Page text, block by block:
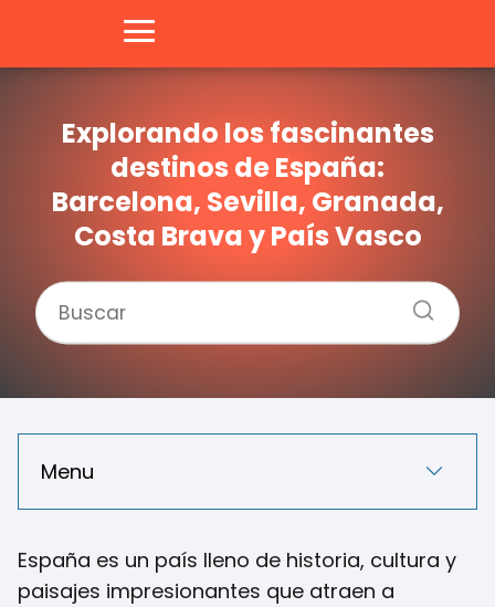
Explorando los fascinantes
destinos de España:
Barcelona, Sevilla, Granada,
Costa Brava y País Vasco
Menu
España es un país lleno de historia, cultura y
paisajes impresionantes que atraen a